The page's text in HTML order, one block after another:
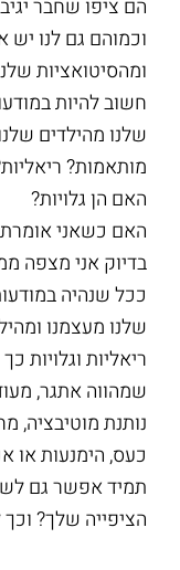
הם ציפו שחבר
וכמוהם גם לנו
ומהסיטואציות
חשוב להיות
שלנו מהילדים
מותאמות?
האם הן גלויות?
האם כשאני אומרת
בדיוק אני מצפה
ככל שנהיה
שלנו מעצמנו
ריאליות וגלויות
שמהווה אתגר,
נותנת מוטיבציה,
כעס, הימנעות או
תמיד אפשר גם
הציפייה שלך?